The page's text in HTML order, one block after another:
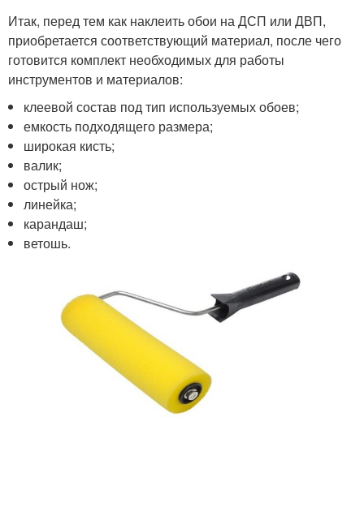
Итак, перед тем как наклеить обои на ДСП или ДВП,
приобретается соответствующий материал, после чего
готовится комплект необходимых для работы
инструментов и материалов:
клеевой состав под тип используемых обоев;
емкость подходящего размера;
широкая кисть;
валик;
острый нож;
линейка;
карандаш;
ветошь.